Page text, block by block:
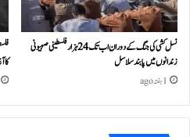
نسل کشی کی جنگ کے دوران اب تک 24ہزار فلسطینی صہیونی
زندانوں میں پابند سلاسل
1 ہفتہ ago
کا